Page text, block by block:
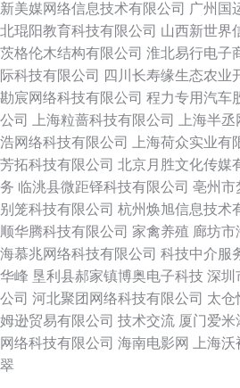
新美媒网络信息技术有限公司 广州国
北琨阳教育科技有限公司 山西新世界
茨格伦木结构有限公司 淮北易行电子
际科技有限公司
四川长寿缘生态农业
勘宸网络科技有限公司 程力专用汽车
公司
上海粒蔷科技有限公司 上海半
浩网络科技有限公司
上海荷众实业有
芳拓科技有限公司 北京月胜文化传媒
务 临洮县微距铎科技有限公司 亳州市
别笼科技有限公司 杭州焕旭信息技术
顺华腾科技有限公司 家禽养殖 廊坊市
海慕兆网络科技有限公司 科技中介服
华峰 垦利县郝家镇博奥电子科技 深圳
公司 河北聚团网络科技有限公司 太仓
姆逊贸易有限公司 技术交流 厦门爱米
网络科技有限公司 海南电影网 上海
翠